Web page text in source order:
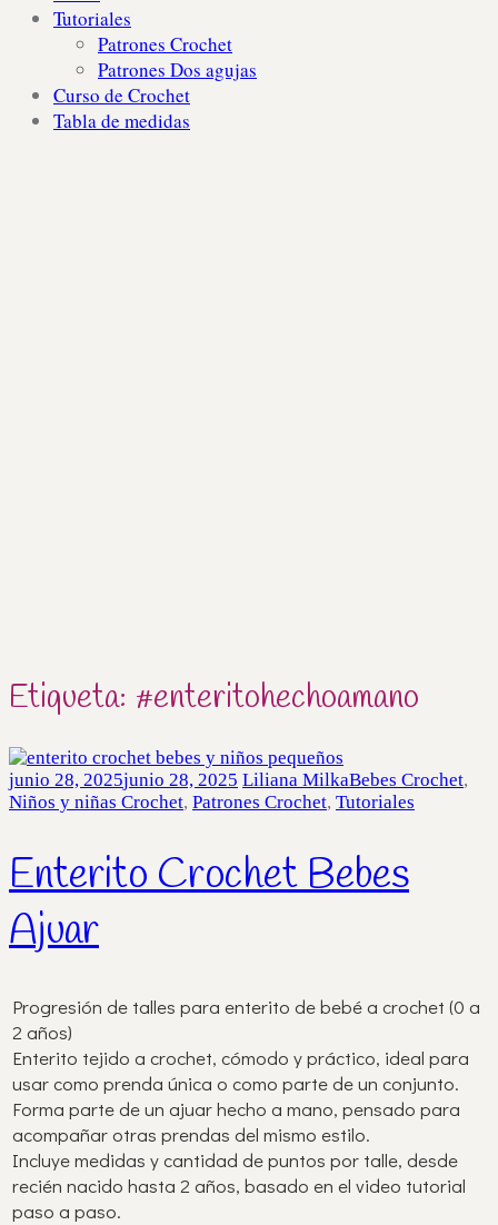
Tutoriales
Patrones Crochet
Patrones Dos agujas
Curso de Crochet
Tabla de medidas
Etiqueta: #enteritohechoamano
junio 28, 2025junio 28, 2025 Liliana MilkaBebes Crochet,
Niños y niñas Crochet, Patrones Crochet, Tutoriales
Enterito Crochet Bebes
Ajuar
Progresión de talles para enterito de bebé a crochet (0 a
2 años)
Enterito tejido a crochet, cómodo y práctico, ideal para
usar como prenda única o como parte de un conjunto.
Forma parte de un ajuar hecho a mano, pensado para
acompañar otras prendas del mismo estilo.
Incluye medidas y cantidad de puntos por talle, desde
recién nacido hasta 2 años, basado en el video tutorial
paso a paso.